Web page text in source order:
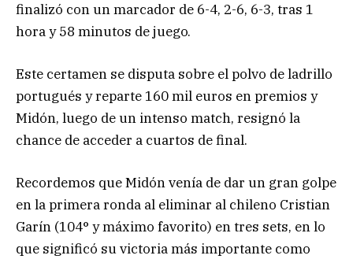
finalizó con un marcador de 6-4, 2-6, 6-3, tras 1
hora y 58 minutos de juego.
Este certamen se disputa sobre el polvo de ladrillo
portugués y reparte 160 mil euros en premios y
Midón, luego de un intenso match, resignó la
chance de acceder a cuartos de final.
Recordemos que Midón venía de dar un gran golpe
en la primera ronda al eliminar al chileno Cristian
Garín (104° y máximo favorito) en tres sets, en lo
que significó su victoria más importante como